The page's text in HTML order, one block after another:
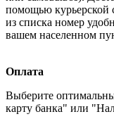
помощью
из списка номер
вашем населенном
Оплата
Выберите
карту банка" или